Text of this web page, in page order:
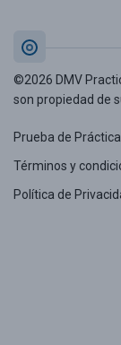
©2026 DMV
son propiedad de
Prueba de
Términos y
Política de